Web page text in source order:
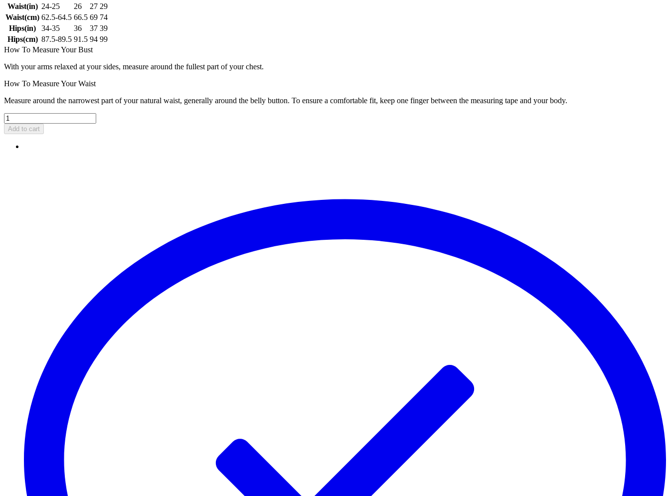
Waist(in) 24-25 26 27 29
Waist(cm) 62.5-64.5 66.5 69 74
Hips(in)
34-35 36 37 39
Hips(cm) 87.5-89.5 91.5 94 99
How To Measure Your Bust
With your arms relaxed at your sides, measure around the fullest part of your chest.
How To Measure Your Waist
Measure around the narrowest part of your natural waist, generally around the belly button. To ensure a comfortable fit, keep one finger between the measuring tape and your body.
Add to cart